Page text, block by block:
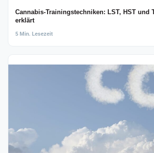
Cannabis-Trainingstechniken: LST, HST und
erklärt
5 Min. Lesezeit